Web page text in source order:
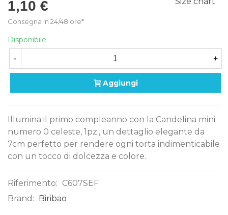
1,10 €
Consegna in 24/48 ore*
Disponibile
- +
Aggiungi
Illumina il primo compleanno con la Candelina mini
numero 0 celeste, 1pz., un dettaglio elegante da
7cm perfetto per rendere ogni torta indimenticabile
con un tocco di dolcezza e colore.
Riferimento: C607SEF
Brand:
Biribao